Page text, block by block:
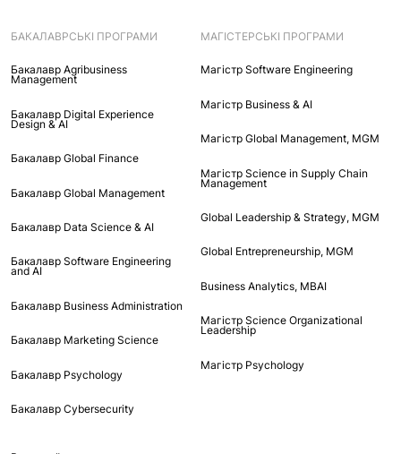
БАКАЛАВРСЬКІ ПРОГРАМИ
Бакалавр Agribusiness
Management
Бакалавр Digital Experience
Design & AI
Бакалавр Global Finance
Бакалавр Global Management
Бакалавр Data Science & AI
Бакалавр Software Engineering
and AI
Бакалавр Business Administration
Бакалавр Marketing Science
Бакалавр Psychology
Бакалавр Cybersecurity
МАГІСТЕРСЬКІ ПРОГРАМИ
Maгістр Software Engineering
Maгістр Business & AI
Mагістр Global Management, MGM
Магістр Science in Supply Chain
Management
Global Leadership & Strategy, MGM
Global Entrepreneurship, MGM
Business Analytics, MBAI
Магістр Science Organizational
Leadership
Магістр Psychology